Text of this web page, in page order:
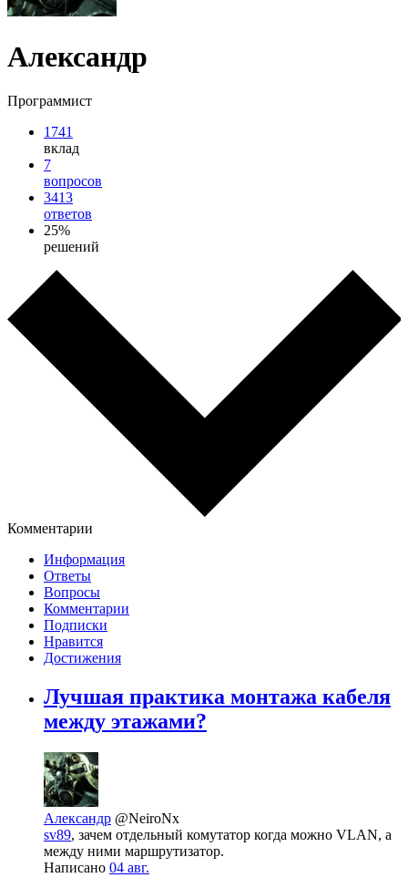
Александр
Программист
1741
вклад
7
вопросов
3413
ответов
25%
решений
Комментарии
Информация
Ответы
Вопросы
Комментарии
Подписки
Нравится
Достижения
Лучшая практика монтажа кабеля
между этажами?
Александр @NeiroNx
sv89, зачем отдельный комутатор когда можно VLAN, а
между ними маршрутизатор.
Написано 04 авг.